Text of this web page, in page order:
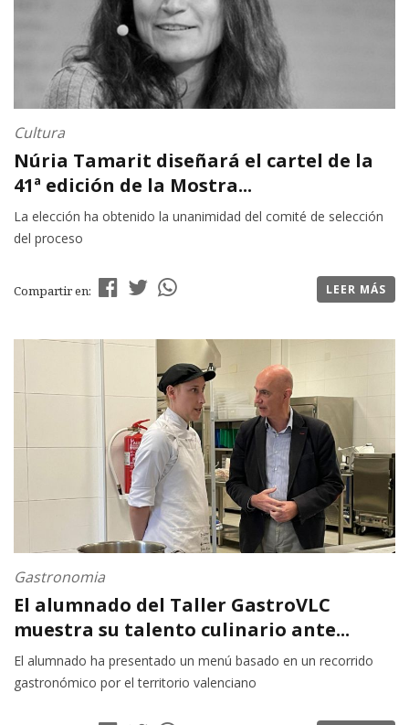
Cultura
Núria Tamarit diseñará el cartel de la
41ª edición de la Mostra...
La elección ha obtenido la unanimidad del comité de selección
del proceso
Compartir en: LEER MÁS
Gastronomia
El alumnado del Taller GastroVLC
muestra su talento culinario ante...
El alumnado ha presentado un menú basado en un recorrido
gastronómico por el territorio valenciano